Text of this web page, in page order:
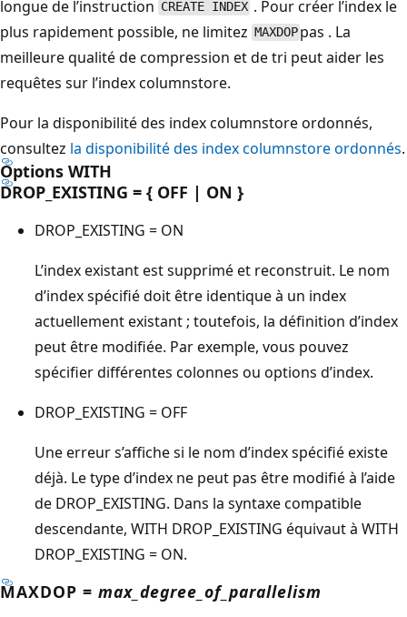
longue de l’instruction CREATE INDEX . Pour créer l’index le
plus rapidement possible, ne limitez MAXDOP pas . La
meilleure qualité de compression et de tri peut aider les
requêtes sur l’index columnstore.
Pour la disponibilité des index columnstore ordonnés,
consultez la disponibilité des index columnstore ordonnés.
Options WITH
DROP_EXISTING = { OFF | ON }
DROP_EXISTING = ON
L’index existant est supprimé et reconstruit. Le nom
d’index spécifié doit être identique à un index
actuellement existant ; toutefois, la définition d’index
peut être modifiée. Par exemple, vous pouvez
spécifier différentes colonnes ou options d’index.
DROP_EXISTING = OFF
Une erreur s’affiche si le nom d’index spécifié existe
déjà. Le type d’index ne peut pas être modifié à l’aide
de DROP_EXISTING. Dans la syntaxe compatible
descendante, WITH DROP_EXISTING équivaut à WITH
DROP_EXISTING = ON.
MAXDOP = max_degree_of_parallelism